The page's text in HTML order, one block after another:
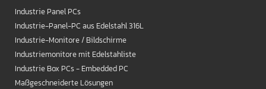
Industrie Panel PCs
Industrie-Panel-PC aus Edelstahl 316L
Industrie-Monitore / Bildschirme
Industriemonitore mit Edelstahliste
Industrie Box PCs - Embedded PC
Maßgeschneiderte Lösungen